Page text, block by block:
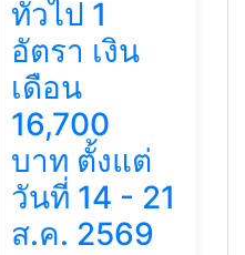
ทั่วไป 1
อัตรา เงิน
เดือน
16,700
บาท ตั้งแต่
วันที่ 14 - 21
ส.ค. 2569